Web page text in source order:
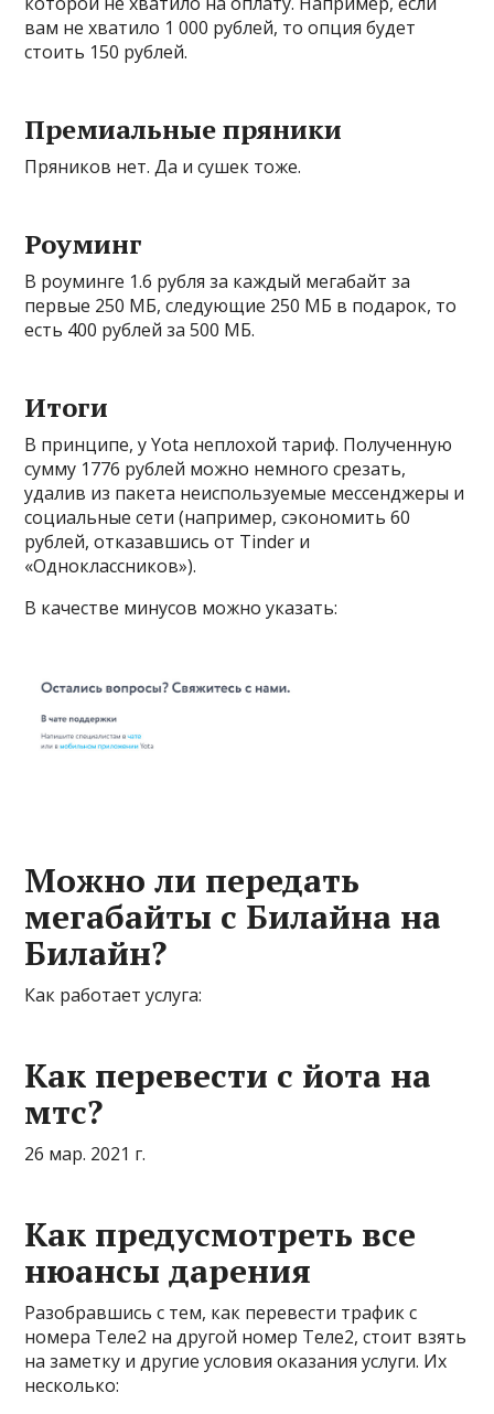
вам не хватило 1 000 рублей, то опция будет
стоить 150 рублей.
Премиальные пряники
Пряников нет. Да и сушек тоже.
Роуминг
В роуминге 1.6 рубля за каждый мегабайт за
первые 250 МБ, следующие 250 МБ в подарок, то
есть 400 рублей за 500 МБ.
Итоги
В принципе, у Yota неплохой тариф. Полученную
сумму 1776 рублей можно немного срезать,
удалив из пакета неиспользуемые мессенджеры и
социальные сети (например, сэкономить 60
рублей, отказавшись от Tinder и
«Одноклассников»).
В качестве минусов можно указать:
Можно ли передать
мегабайты с Билайна на
Билайн?
Как работает услуга:
Как перевести с йота на
мтс?
26 мар. 2021 г.
Как предусмотреть все
нюансы дарения
Разобравшись с тем, как перевести трафик с
номера Теле2 на другой номер Теле2, стоит взять
на заметку и другие условия оказания услуги. Их
несколько: